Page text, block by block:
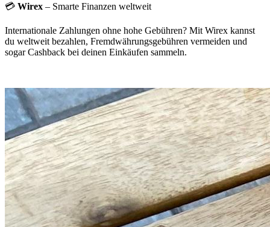
💳 Wirex – Smarte Finanzen weltweit
Internationale Zahlungen ohne hohe Gebühren? Mit Wirex kannst
du weltweit bezahlen, Fremdwährungsgebühren vermeiden und
sogar Cashback bei deinen Einkäufen sammeln.